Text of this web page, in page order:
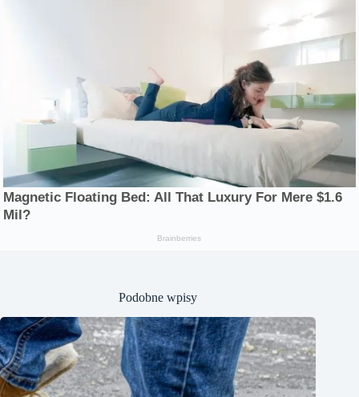
Podobne wpisy